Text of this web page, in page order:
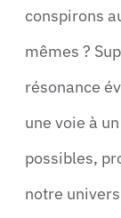
conspirons
mêmes ?
résonance
une voie à
possibles,
notre